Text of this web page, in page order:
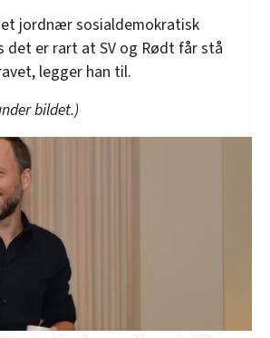
jordnær sosialdemokratisk
det er rart at SV og Rødt får stå
legger han til.
bildet.)